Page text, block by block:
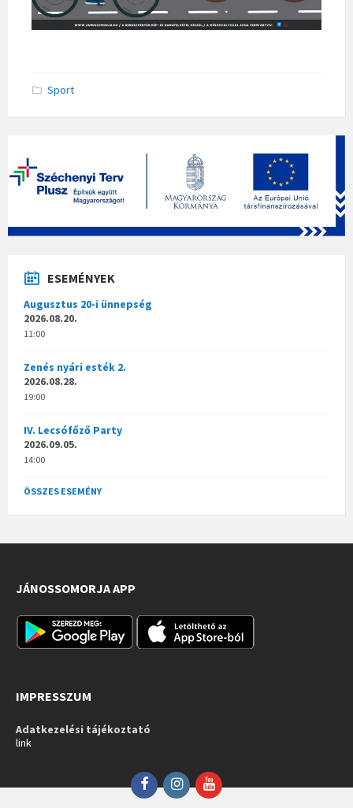
Sport
ESEMÉNYEK
Augusztus 20-i ünnepség
2026.08.20.
11:00
Zenés nyári esték 2.
2026.08.28.
19:00
IV. Lecsófőző Party
2026.09.05.
14:00
ÖSSZES ESEMÉNY
JÁNOSSOMORJA APP
IMPRESSZUM
Adatkezelési tájékoztató
link
FacebookInstagramYouTube